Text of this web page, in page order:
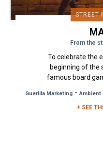
STREET
From the
To celebrate the
beginning of the
famous board
Guerilla Marketing -Ambient
+ SEE